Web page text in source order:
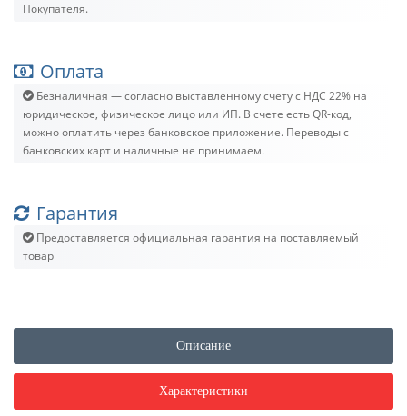
Покупателя.
Оплата
Безналичная — согласно выставленному счету c НДС 22% на
юридическое, физическое лицо или ИП. В счете есть QR-код,
можно оплатить через банковское приложение. Переводы с
банковских карт и наличные не принимаем.
Гарантия
Предоставляется официальная гарантия на поставляемый
товар
Описание
Характеристики